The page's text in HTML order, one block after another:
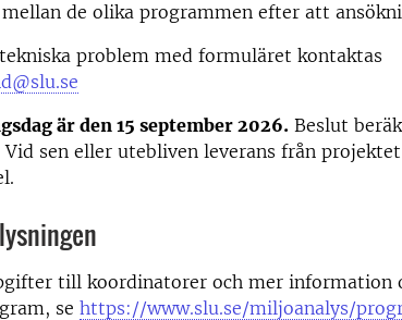
de olika programmen efter att
problem med formuläret kontaktas
är den 15 september 2026. Beslut
sen eller utebliven leverans från
till koordinatorer och mer information
se https://www.slu.se/miljoanalys/